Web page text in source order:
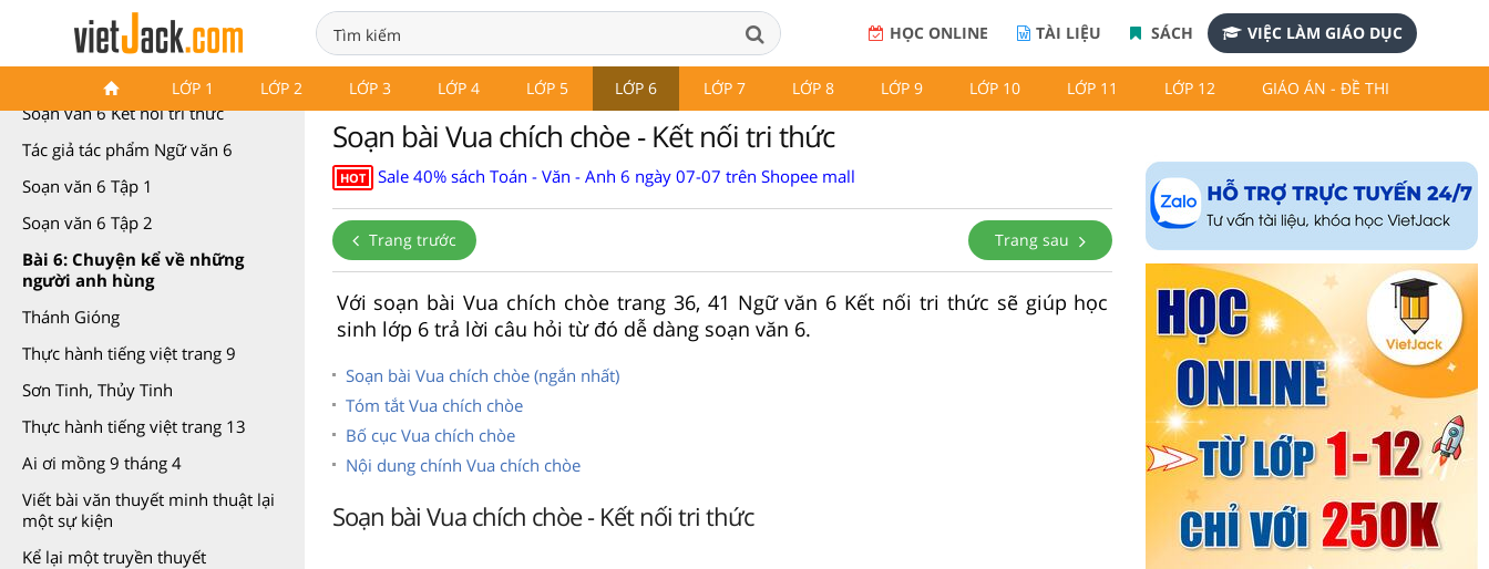
HỌC ONLINE TÀI LIỆU SÁCH VIỆC LÀM GIÁO DỤC
LỚP 1 LỚP 2 LỚP 3 LỚP 4 LỚP 5 LỚP 6 LỚP 7 LỚP 8 LỚP 9 LỚP 10 LỚP 11 LỚP 12 GIÁO ÁN - ĐỀ THI
Soạn văn 6 Kết nối tri thức
Soạn văn 6 Kết nối tri thức
Tác giả tác phẩm Ngữ văn 6
Soạn văn 6 Tập 1
Soạn văn 6 Tập 2
Bài 6: Chuyện kể về những
người anh hùng
Thánh Gióng
Thực hành tiếng việt trang 9
Sơn Tinh, Thủy Tinh
Thực hành tiếng việt trang 13
Ai ơi mồng 9 tháng 4
Viết bài văn thuyết minh thuật lại
một sự kiện
Kể lại một truyền thuyết
Soạn bài Vua chích chòe - Kết nối tri thức
HOT Sale 40% sách Toán - Văn - Anh 6 ngày 07-07 trên Shopee mall
Trang trước Trang sau
Với soạn bài Vua chích chòe trang 36, 41 Ngữ văn 6 Kết nối tri thức sẽ giúp học
sinh lớp 6 trả lời câu hỏi từ đó dễ dàng soạn văn 6.
Soạn bài Vua chích chòe (ngắn nhất)
Tóm tắt Vua chích chòe
Bố cục Vua chích chòe
Nội dung chính Vua chích chòe
Soạn bài Vua chích chòe - Kết nối tri thức